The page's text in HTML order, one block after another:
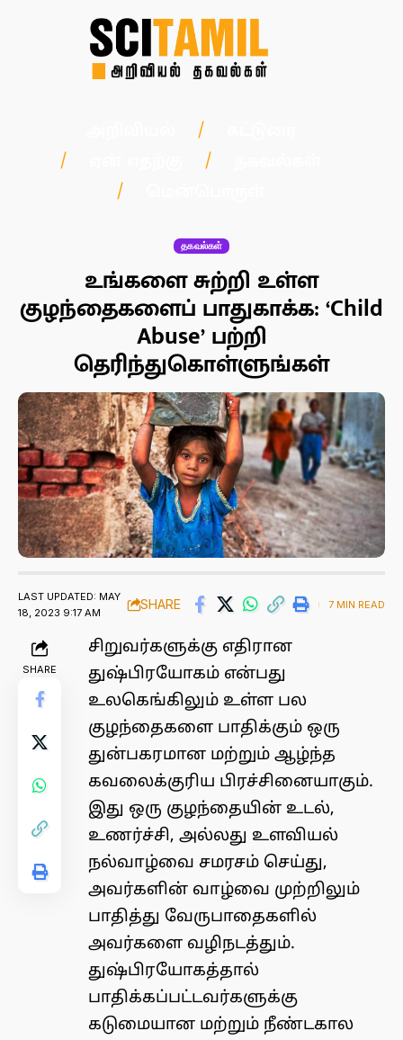
தகவல்கள்
உங்களை சுற்றி உள்ள
குழந்தைகளைப் பாதுகாக்க: ‘Child
Abuse’ பற்றி
தெரிந்துகொள்ளுங்கள்
LAST UPDATED: MAY
18, 2023 9:17 AM
SHARE 7 MIN READ
SHARE
சிறுவர்களுக்கு எதிரான
துஷ்பிரயோகம் என்பது
உலகெங்கிலும் உள்ள பல
குழந்தைகளை பாதிக்கும் ஒரு
துன்பகரமான மற்றும் ஆழ்ந்த
கவலைக்குரிய பிரச்சினையாகும்.
இது ஒரு குழந்தையின் உடல்,
உணர்ச்சி, அல்லது உளவியல்
நல்வாழ்வை சமரசம் செய்து,
அவர்களின் வாழ்வை முற்றிலும்
பாதித்து வேருபாதைகளில்
அவர்களை வழிநடத்தும்.
துஷ்பிரயோகத்தால்
பாதிக்கப்பட்டவர்களுக்கு
கடுமையான மற்றும் நீண்டகால